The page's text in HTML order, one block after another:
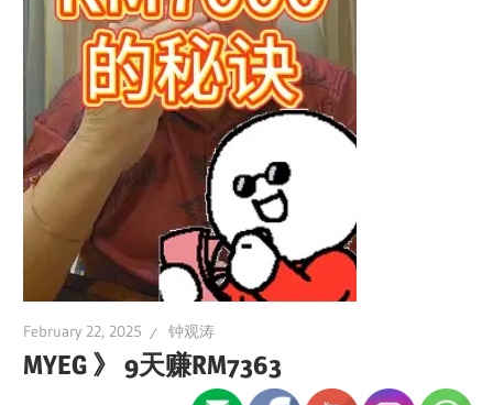
February 22, 2025 钟观涛
MYEG 》 9天赚RM7363